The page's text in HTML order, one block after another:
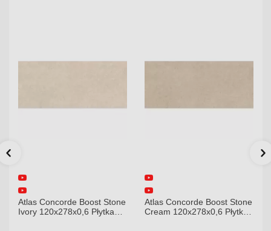
Atlas Concorde Boost Stone
Cream 120x278x0,6 Płytka
Atlas Concorde Brave
Gypsum 75x75 Płytka